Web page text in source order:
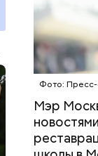
Фото: Пресс-
Мэр